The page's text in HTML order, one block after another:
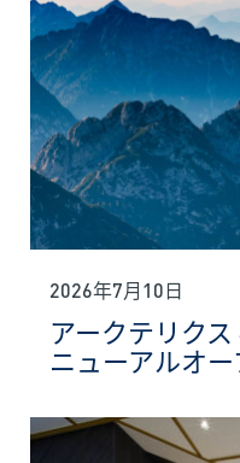
2026年7月10日
アークテリク
ニューアルオ